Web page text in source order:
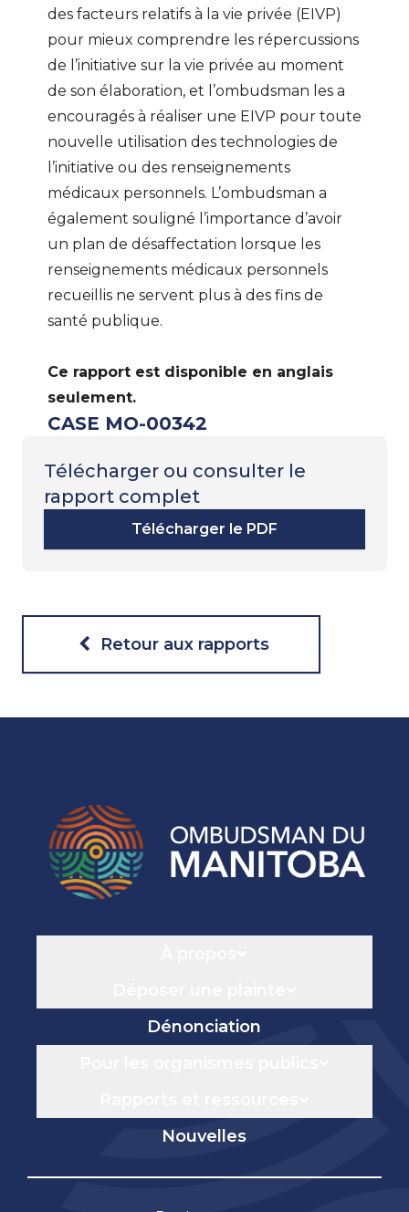
des facteurs relatifs à la vie privée (EIVP)
pour mieux comprendre les répercussions
de l’initiative sur la vie privée au moment
de son élaboration, et l’ombudsman les a
encouragés à réaliser une EIVP pour toute
nouvelle utilisation des technologies de
l’initiative ou des renseignements
médicaux personnels. L’ombudsman a
également souligné l’importance d’avoir
un plan de désaffectation lorsque les
renseignements médicaux personnels
recueillis ne servent plus à des fins de
santé publique.
Ce rapport est disponible en anglais
seulement.
CASE MO-00342
Télécharger ou consulter le
rapport complet
Télécharger le PDF
Retour aux rapports
Dénonciation
Nouvelles